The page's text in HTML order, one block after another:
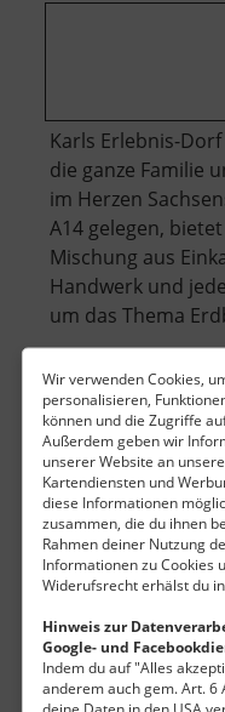
Wir verwenden Cookies,
personalisieren,
können und die Zugriffe
Außerdem geben wir
unserer Website an
Kartendiensten und
diese Informationen
zusammen, die du ihnen
Rahmen deiner Nutzung
Informationen zu Cookies
Widerufsrecht erhälst du
Hinweis zur
Google- und
Indem du auf "Alles
anderem auch gem. Art. 6
Karls Erlebnis-
die ganze Familie
im Herzen
A14 gelegen,
Mischung aus
Handwerk und
um das Thema
Um dieses
wird hier
Cookie-